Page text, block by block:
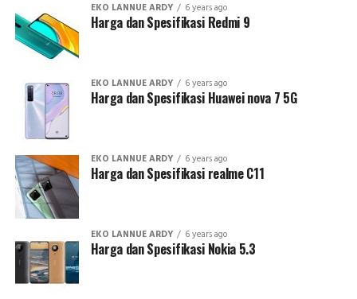
EKO LANNUE ARDY 6 years ago
Harga dan Spesifikasi Redmi 9
EKO LANNUE ARDY 6 years ago
Harga dan Spesifikasi Huawei nova 7 5G
EKO LANNUE ARDY 6 years ago
Harga dan Spesifikasi realme C11
EKO LANNUE ARDY 6 years ago
Harga dan Spesifikasi Nokia 5.3